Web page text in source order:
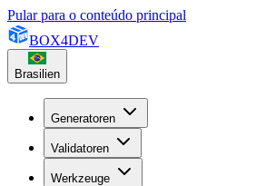
Pular para o conteúdo principal
BOX4DEV
Brasilien
Generatoren
Validatoren
Werkzeuge